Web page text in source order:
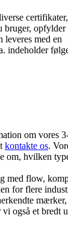
bruger,
leveres med en
indeholder
om vores
kontakte os.
om, hvilken
med flow,
for flere
også et bredt